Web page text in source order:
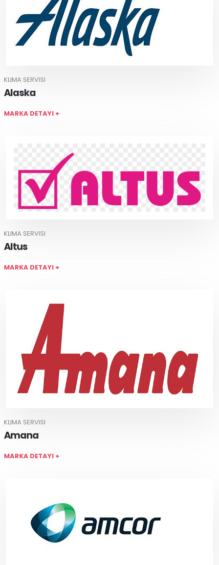
KLIMA SERVISI
Alaska
MARKA DETAYI +
KLIMA SERVISI
Altus
MARKA DETAYI +
KLIMA SERVISI
Amana
MARKA DETAYI +